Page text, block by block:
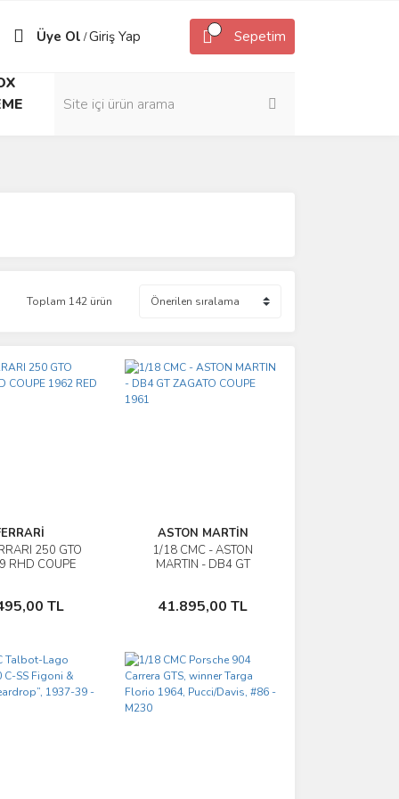
Üye Ol /Giriş Yap Sepetim
Toplam 142 ürün
250 GTO
RHD COUPE
TL
İncele
Ekle
ASTON MARTİN
1/18 CMC - ASTON
MARTIN - DB4 GT
41.895,00 TL
İncele
Sepete Ekle